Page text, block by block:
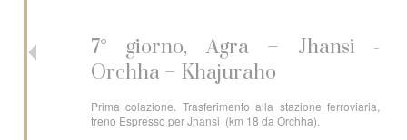
7° giorno, Agra – Jhansi -
Orchha – Khajuraho
Prima colazione. Trasferimento alla stazione ferroviaria,
treno Espresso per Jhansi (km 18 da Orchha).